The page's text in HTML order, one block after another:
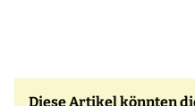
Diese Artikel könnten